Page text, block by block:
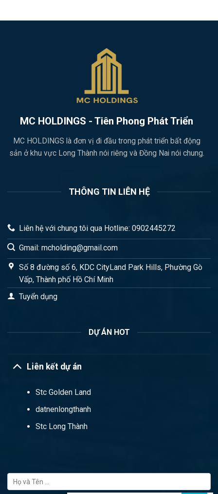
MC HOLDINGS - Tiên Phong Phát Triển
MC HOLDINGS là đơn vị đi đầu trong phát triển bất động
sản ở khu vực Long Thành nói riêng và Đồng Nai nói chung.
THÔNG TIN LIÊN HỆ
Liên hệ với chung tôi qua Hotline: 0902445272
Gmail: mcholding@gmail.com
Số 8 đường số 6, KDC CityLand Park Hills, Phường Gò
Vấp, Thành phố Hồ Chí Minh
Tuyển dụng
DỰ ÁN HOT
Liên kết dự án
Stc Golden Land
datnenlongthanh
Stc Long Thành